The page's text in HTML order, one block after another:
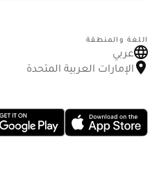
اللغة والمنطقة
عربي
الإمارات العربية المتحدة